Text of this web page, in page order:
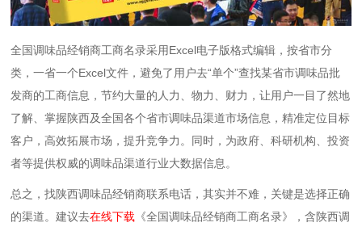
全国调味品经销商工商名录采用Excel电子版格式编辑，按省市分
类，一省一个Excel文件，避免了用户去“单个”查找某省市调味品批
发商的工商信息，节约大量的人力、物力、财力，让用户一目了然地
了解、掌握陕西及全国各个省市调味品渠道市场信息，精准定位目标
客户，高效拓展市场，提升竞争力。同时，为政府、科研机构、投资
者等提供权威的调味品渠道行业大数据信息。
总之，找陕西调味品经销商联系电话，其实并不难，关键是选择正确
的渠道。建议去在线下载 《全国调味品经销商工商名录》，含陕西调